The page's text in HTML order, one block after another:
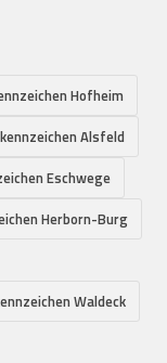
Hofheim
Alsfeld
Eschwege
Herborn-Burg
Waldeck